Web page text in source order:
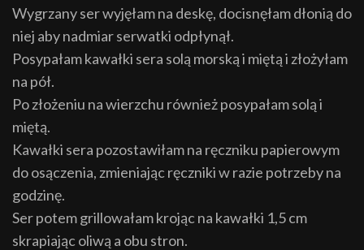
Wygrzany ser wyjęłam na deskę, docisnęłam dłonią do
niej aby nadmiar serwatki odpłynął.
Posypałam kawałki sera solą morską i miętą i złożyłam
na pół.
Po złożeniu na wierzchu również posypałam solą i
miętą.
Kawałki sera pozostawiłam na ręczniku papierowym
do osączenia, zmieniając ręczniki w razie potrzeby na
godzinę.
Ser potem grillowałam krojąc na kawałki 1,5 cm
skrapiając oliwą a obu stron.